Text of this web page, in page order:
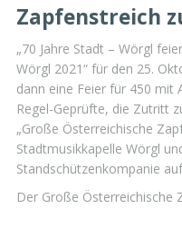
Zapfenstreich
„70 Jahre Stadt – Wörgl
Wörgl 2021“ für den 25.
dann eine Feier für 450 mit
Regel-Geprüfte, die Zutritt
„Große Österreichische
Stadtmusikkapelle Wörgl
Standschützenkompanie
Der Große Österreichische